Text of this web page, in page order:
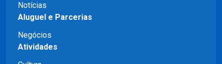
Notícias
Aluguel e Parcerias
Negócios
Atividades